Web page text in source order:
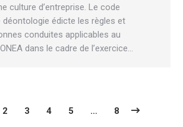
culture d’entreprise. Le code
déontologie édicte les règles et
conduites applicables au
dans le cadre de l’exercice…
2 3 4 5 … 8